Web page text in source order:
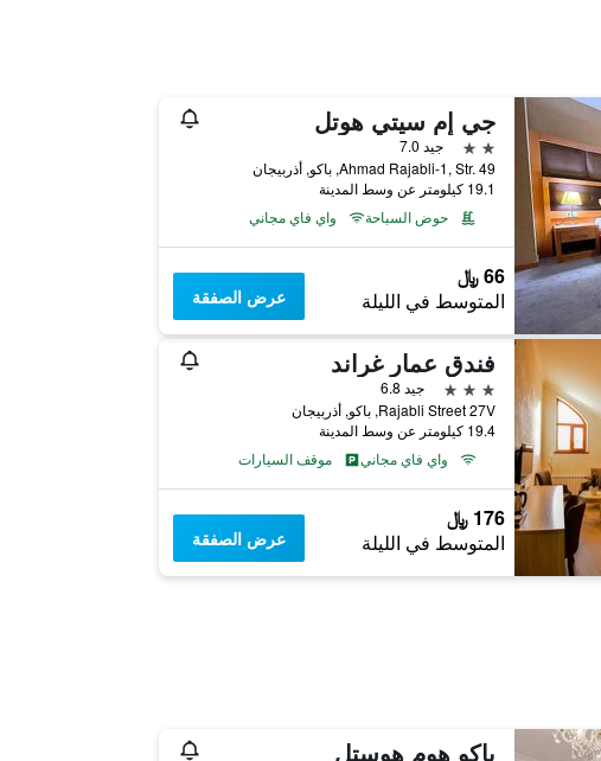
جي إم سيتي هوتل
2 نجمتين
جيد 7.0
Ahmad Rajabli-1, Str. 49, باكو, أذربيجان
19.1 كيلومتر عن وسط المدينة
حوض السباحة
واي فاي مجاني
66 ﷼
المتوسط في الليلة عرض الصفقة
فندق عمار غراند
3 نجوم
جيد 6.8
Rajabli Street 27V, باكو, أذربيجان
19.4 كيلومتر عن وسط المدينة
واي فاي مجاني
موقف السيارات
176 ﷼
المتوسط في الليلة عرض الصفقة
باكو هوم هوستل